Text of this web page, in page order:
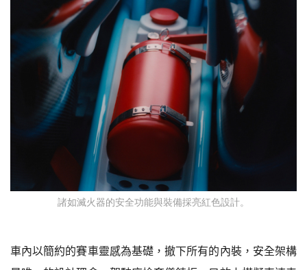
諸如滅火器的安全功能與裝備採亮紅色設計。
車內以簡約的賽車靈感為基礎，撤下所有的內裝，安全架構